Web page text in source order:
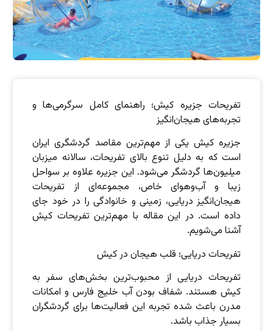
تفریحات جزیره کیش؛ راهنمای کامل سرگرمی‌ها و
تجربه‌های هیجان‌انگیز
جزیره کیش یکی از مهم‌ترین مقاصد گردشگری ایران
است که به دلیل تنوع بالای تفریحات، سالانه میزبان
میلیون‌ها گردشگر می‌شود. این جزیره علاوه بر سواحل
زیبا و آب‌وهوای خاص، مجموعه‌ای از تفریحات
هیجان‌انگیز دریایی، زمینی و خانوادگی را در خود جای
داده است. در این مقاله با مهم‌ترین تفریحات کیش
آشنا می‌شویم.
تفریحات دریایی؛ قلب هیجان در کیش
تفریحات دریایی از محبوب‌ترین بخش‌های سفر به
کیش هستند. شفاف بودن آب خلیج فارس و امکانات
مدرن باعث شده تجربه این فعالیت‌ها برای گردشگران
بسیار جذاب باشد.